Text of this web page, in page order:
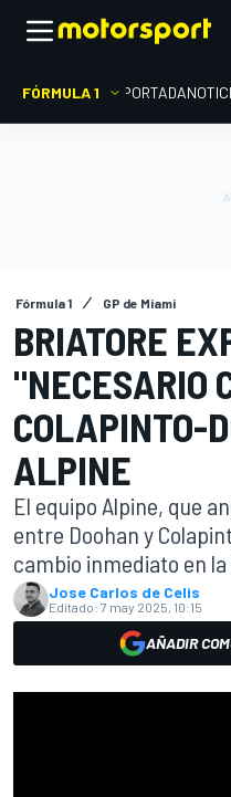
FÓRMULA 1 PORTADA
Fórmula 1 GP de Miami
BRIATORE
"NECESARIO
COLAPINTO-
ALPINE
El equipo Alpine, que
entre Doohan y
cambio inmediato en la
Jose Carlos de Celis
Editado: 7 may 2025, 10:15
AÑADIR